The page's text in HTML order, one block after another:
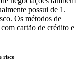
possui de 1.
Os métodos de
cartão de crédito e
risco